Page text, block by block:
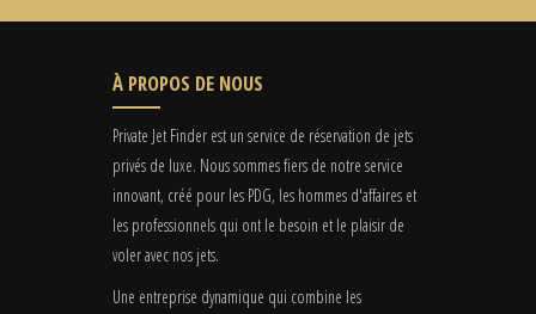
À PROPOS DE NOUS
Private Jet Finder est un service de réservation de jets
privés de luxe. Nous sommes fiers de notre service
innovant, créé pour les PDG, les hommes d'affaires et
les professionnels qui ont le besoin et le plaisir de
voler avec nos jets.
Une entreprise dynamique qui combine les